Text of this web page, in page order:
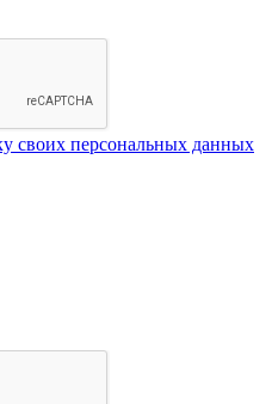
своих персональных данных